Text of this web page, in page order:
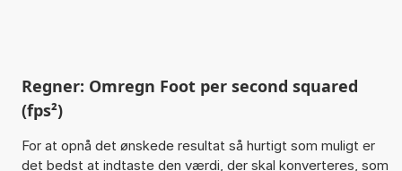
Regner: Omregn Foot per second squared
(fps²)
For at opnå det ønskede resultat så hurtigt som muligt er
det bedst at indtaste den værdi, der skal konverteres, som